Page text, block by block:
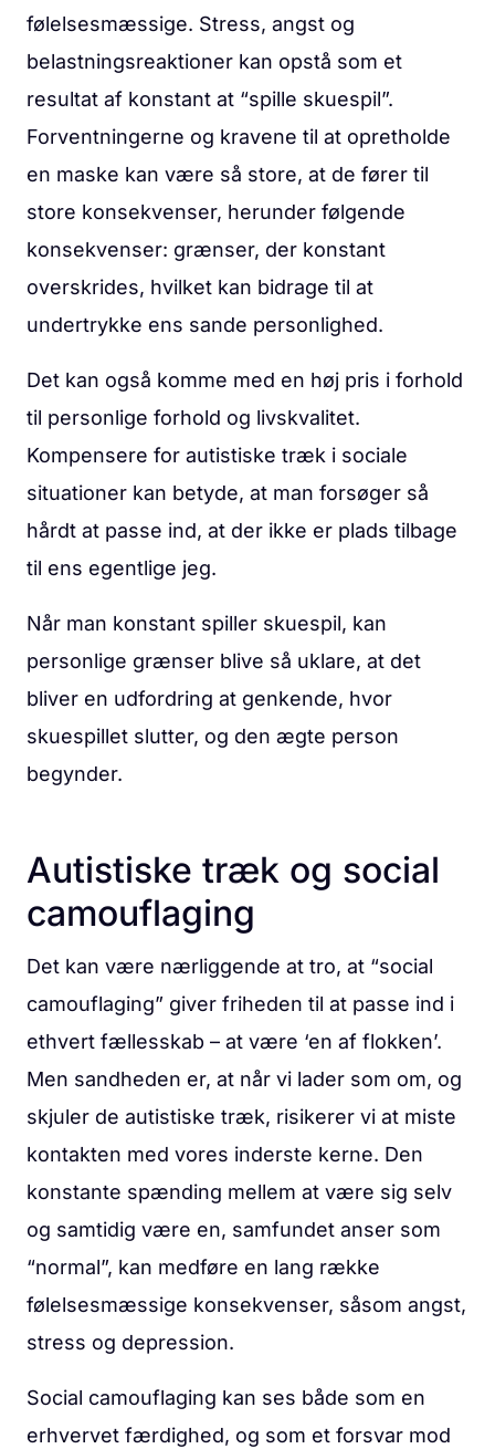
følelsesmæssige. Stress, angst og
belastningsreaktioner kan opstå som et
resultat af konstant at “spille skuespil”.
Forventningerne og kravene til at opretholde
en maske kan være så store, at de fører til
store konsekvenser, herunder følgende
konsekvenser: grænser, der konstant
overskrides, hvilket kan bidrage til at
undertrykke ens sande personlighed.
Det kan også komme med en høj pris i forhold
til personlige forhold og livskvalitet.
Kompensere for autistiske træk i sociale
situationer kan betyde, at man forsøger så
hårdt at passe ind, at der ikke er plads tilbage
til ens egentlige jeg.
Når man konstant spiller skuespil, kan
personlige grænser blive så uklare, at det
bliver en udfordring at genkende, hvor
skuespillet slutter, og den ægte person
begynder.
Autistiske træk og social
camouflaging
Det kan være nærliggende at tro, at “social
camouflaging” giver friheden til at passe ind i
ethvert fællesskab – at være ‘en af flokken’.
Men sandheden er, at når vi lader som om, og
skjuler de autistiske træk, risikerer vi at miste
kontakten med vores inderste kerne. Den
konstante spænding mellem at være sig selv
og samtidig være en, samfundet anser som
“normal”, kan medføre en lang række
følelsesmæssige konsekvenser, såsom angst,
stress og depression.
Social camouflaging kan ses både som en
erhvervet færdighed, og som et forsvar mod